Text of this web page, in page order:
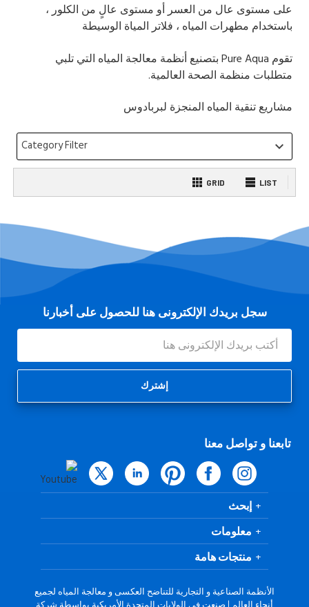
على مستوى عال من العسر أو مستوى عالٍ من الكلور ،
باستخدام مطهرات المياه ، فلاتر المياة الوسيطة
تقوم Pure Aquaبتصنيع أنظمة معالجة المياه التي تلبي
متطلبات منظمة الصحة العالمية.
مشاريع تنقية المياه المنجزة لبربادوس
Category Filter keyboard_arrow_down
LIST
GRID
سجل بريدك الإلكترونى هنا للحصول على أخبارنا
عنوان
البريد
الإلكتروني
تابعنا و تواصل معنا
إبحث
معلومات
منتجات هامة
الأنظمة الصناعية و التجارية للتناضح العكسى و معالجة المياه لجميع
أنحاء العالم | صنعت فى الولايات المتحدة الأمريكية بواسطة شركة